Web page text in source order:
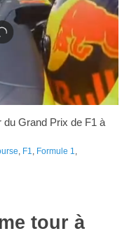
Grand Prix de F1 à
F1 Formule 1
tour à